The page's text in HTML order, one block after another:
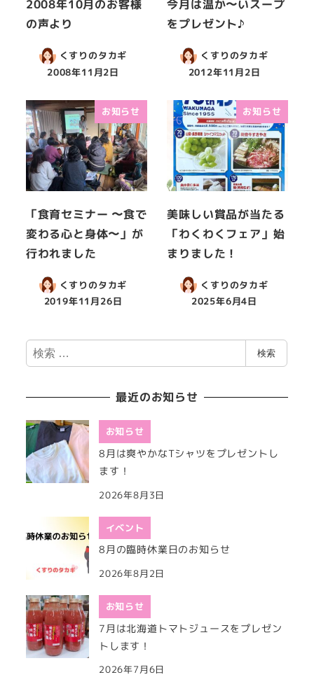
2008年10月のお客様
の声より
くすりのタカギ
2008年11月2日
今月は温か〜いスープ
をプレゼント♪
くすりのタカギ
2012年11月2日
お知らせ
「食育セミナー 〜食で
変わる心と身体〜」が
行われました
くすりのタカギ
2019年11月26日
お知らせ
美味しい賞品が当たる
「わくわくフェア」始
まりました！
くすりのタカギ
2025年6月4日
検
索
検索
最近のお知らせ
お知らせ
8月は爽やかなTシャツをプレゼントし
ます！
2026年8月3日
イベント
8月の臨時休業日のお知らせ
2026年8月2日
お知らせ
7月は北海道トマトジュースをプレゼン
トします！
2026年7月6日